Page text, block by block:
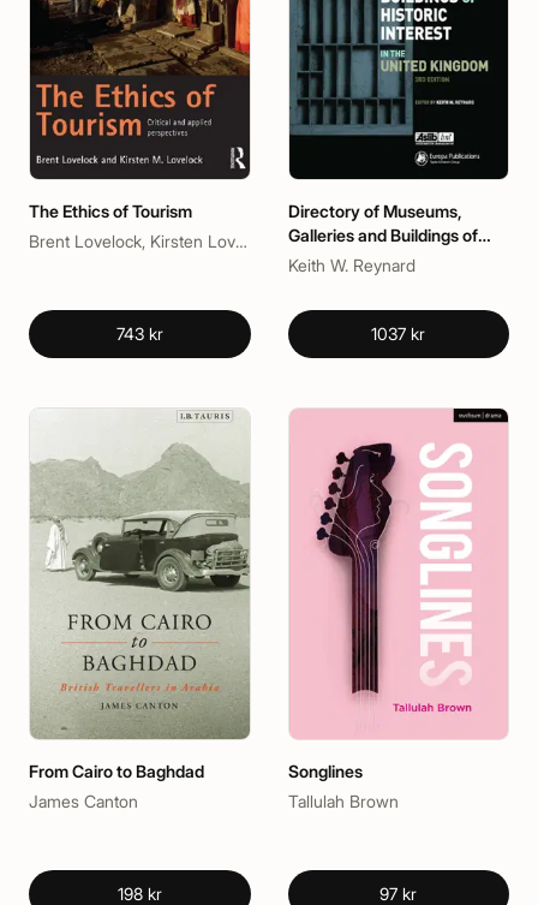
The Ethics of Tourism
Brent Lovelock, Kirsten Lovelock
743 kr
Directory of Museums,
Galleries and Buildings of
Historic Interest in the UK
Keith W. Reynard
1037 kr
From Cairo to Baghdad
James Canton
198 kr
Songlines
Tallulah Brown
97 kr